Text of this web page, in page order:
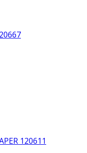
120611